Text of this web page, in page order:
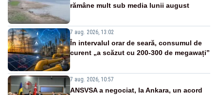
rămâne mult sub media lunii august
7 aug. 2026, 13:02
În intervalul orar de seară, consumul de
curent „a scăzut cu 200-300 de megawați”
7 aug. 2026, 10:57
ANSVSA a negociat, la Ankara, un acord